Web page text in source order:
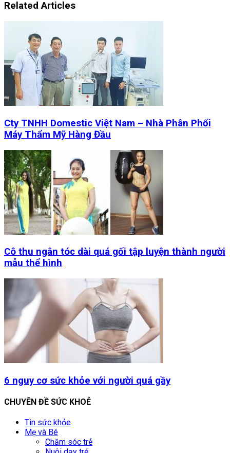
Related Articles
Cty TNHH Domestic Việt Nam – Nhà Phân Phối
Máy Thẩm Mỹ Hàng Đầu
Cô thu ngân tóc dài quá gối tập luyện thành người
mẫu thể hình
6 nguy cơ sức khỏe với người quá gầy
CHUYÊN ĐỀ SỨC KHOẺ
Tin sức khỏe
Mẹ và Bé
Chăm sóc trẻ